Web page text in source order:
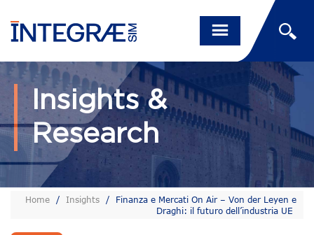
Insights &
Research
Home / Insights /
Finanza e Mercati On Air – Von der Leyen e
Draghi: il futuro dell’industria UE